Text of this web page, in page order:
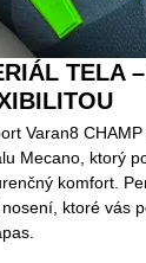
TELA
Varan8
Mecano, ktorý
komfort.
ktoré vás